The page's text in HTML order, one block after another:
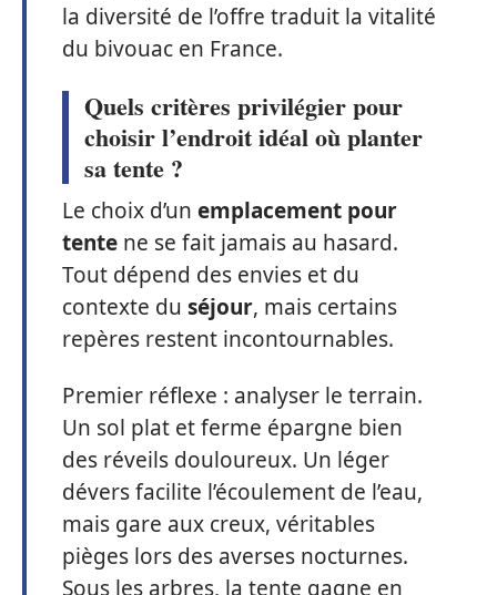
la diversité de l’offre traduit la vitalité
du bivouac en France.
Quels critères privilégier pour
choisir l’endroit idéal où planter
sa tente ?
Le choix d’un emplacement pour
tente ne se fait jamais au hasard.
Tout dépend des envies et du
contexte du séjour, mais certains
repères restent incontournables.
Premier réflexe : analyser le terrain.
Un sol plat et ferme épargne bien
des réveils douloureux. Un léger
dévers facilite l’écoulement de l’eau,
mais gare aux creux, véritables
pièges lors des averses nocturnes.
Sous les arbres, la tente gagne en